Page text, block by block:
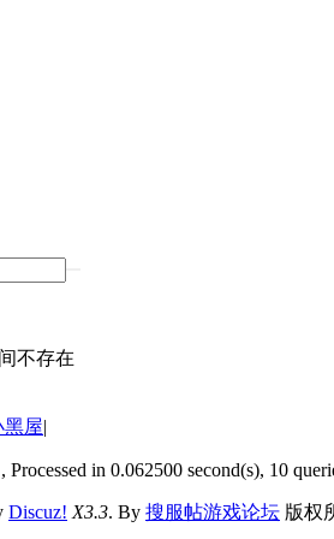
不存在
黑屋|
, Processed in 0.062500 second(s), 10
Discuz! X3.3. By 搜服帖游戏论坛 版权